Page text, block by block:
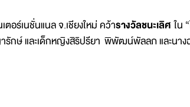
ตอร์เนชั่นแนล จ.เชียงใหม่ คว้ารางวัลชนะเลิศใน
ษ์ และเด็กหญิงสิริปรียา พิพัฒน์พัลลภ และนาง